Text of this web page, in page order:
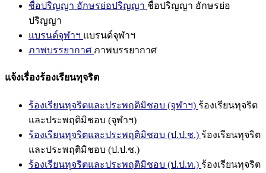
ชื่อปริญญา อักษรย่อปริญญา ชื่อปริญญา อักษรย่อ
ปริญญา
แบรนด์จุฬาฯ แบรนด์จุฬาฯ
ภาพบรรยากาศ ภาพบรรยากาศ
แจ้งเรื่องร้องเรียนทุจริต
ร้องเรียนทุจริตและประพฤติมิชอบ (จุฬาฯ) ร้องเรียนทุจริต
และประพฤติมิชอบ (จุฬาฯ)
ร้องเรียนทุจริตและประพฤติมิชอบ (ป.ป.ช.) ร้องเรียนทุจริต
และประพฤติมิชอบ (ป.ป.ช.)
ร้องเรียนทุจริตและประพฤติมิชอบ (ป.ป.ท.) ร้องเรียนทุจริต